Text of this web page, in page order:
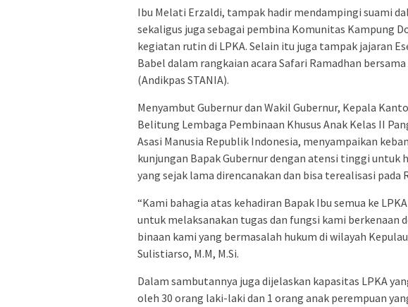
Ibu Melati Erzaldi, tampak hadir mendampingi suami
sekaligus juga sebagai pembina Komunitas Kampung
kegiatan rutin di LPKA. Selain itu juga tampak jajaran
Babel dalam rangkaian acara Safari Ramadhan
(Andikpas STANIA).
Menyambut Gubernur dan Wakil Gubernur, Kepala
Belitung Lembaga Pembinaan Khusus Anak Kelas II
Asasi Manusia Republik Indonesia, menyampaikan
kunjungan Bapak Gubernur dengan atensi tinggi untuk
yang sejak lama direncanakan dan bisa terealisasi pada
“Kami bahagia atas kehadiran Bapak Ibu semua ke
untuk melaksanakan tugas dan fungsi kami berkenaan
binaan kami yang bermasalah hukum di wilayah
Sulistiarso, M.M, M.Si.
Dalam sambutannya juga dijelaskan kapasitas LPKA
oleh 30 orang laki-laki dan 1 orang anak perempuan